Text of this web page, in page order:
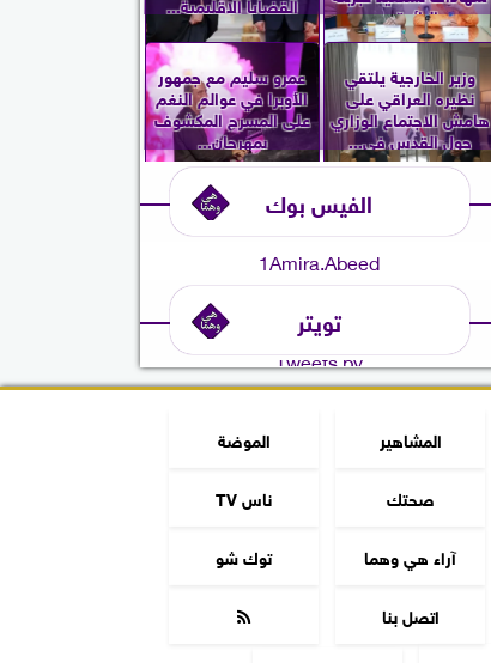
الرائدة...
وزير الخارجية يلتقي
نظيره العراقي على
هامش الاجتماع الوزاري
حول القدس في...
عمرو سليم مع جمهور
الأوبرا في عوالم النغم
على المسرح المكشوف
بمهرجان...
الفيس بوك
1Amira.Abeed
تويتر
Tweets by
المشاهير
الموضة
صحتك
ناس TV
آراء هي وهما
توك شو
اتصل بنا
